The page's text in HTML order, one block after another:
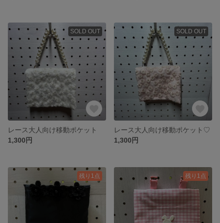
SOLD OUT
レース大人向け移動ポケット
1,300円
SOLD OUT
レース大人向け移動ポケット♡
1,300円
残り1点 残り1点